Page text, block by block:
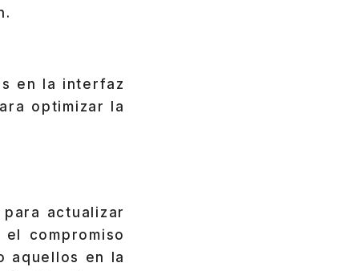
en la interfaz
optimizar la
actualizar
compromiso
aquellos en la